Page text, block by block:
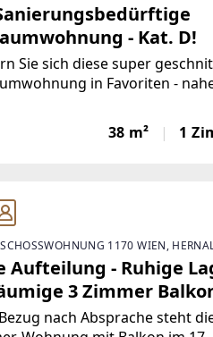
- Kat. D!
Sie sich diese super
in Favoriten -
4. Obergeschoss eines
38 m² 1
1170 WIEN,
Aufteilung - Ruhige
3 Zimmer
nach Absprache steht